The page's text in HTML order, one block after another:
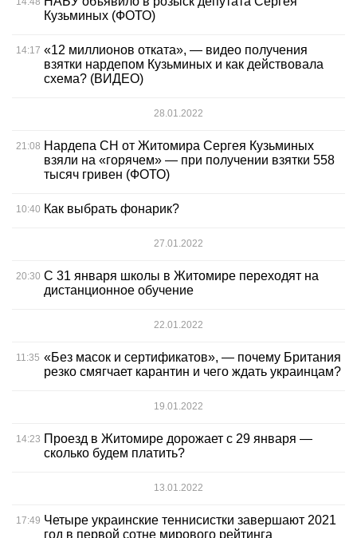
Кузьминых (ФОТО)
14:17 «12 миллионов отката», — видео получения
взятки нардепом Кузьминых и как действовала
схема? (ВИДЕО)
28.01.2022
21:08 Нардепа СН от Житомира Сергея Кузьминых
взяли на «горячем» — при получении взятки 558
тысяч гривен (ФОТО)
10:40 Как выбрать фонарик?
27.01.2022
20:30 С 31 января школы в Житомире переходят на
дистанционное обучение
22.01.2022
11:35 «Без масок и сертификатов», — почему Британия
резко смягчает карантин и чего ждать украинцам?
19.01.2022
14:23 Проезд в Житомире дорожает с 29 января —
сколько будем платить?
13.01.2022
17:49 Четыре украинские теннисистки завершают 2021
год в первой сотне мирового рейтинга